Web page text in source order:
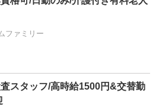
ファミリー
スタッフ/高時給1500円&交替勤